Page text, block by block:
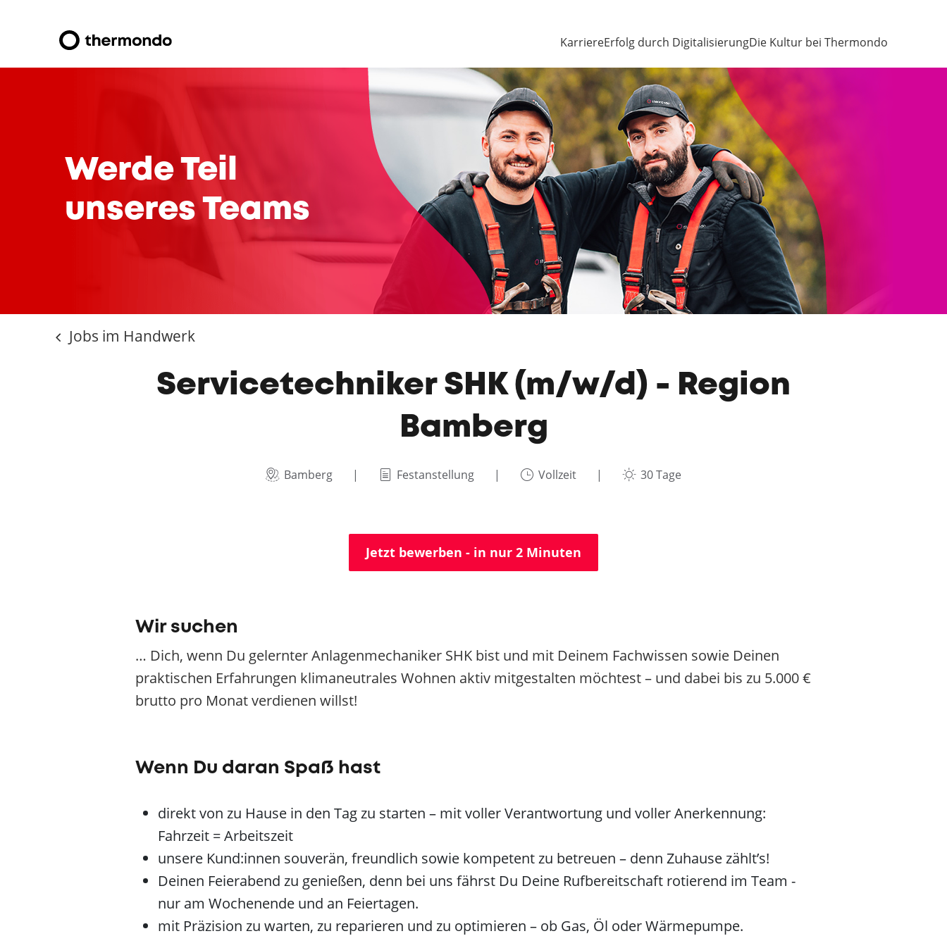
KarriereErfolg durch DigitalisierungDie Kultur bei Thermondo
Werde Teil
unseres Teams
Jobs im Handwerk
Servicetechniker SHK (m/w/d) - Region
Bamberg
Bamberg Festanstellung Vollzeit 30 Tage
Jetzt bewerben - in nur 2 Minuten
Wir suchen
… Dich, wenn Du gelernter Anlagenmechaniker SHK bist und mit Deinem Fachwissen sowie Deinen
praktischen Erfahrungen klimaneutrales Wohnen aktiv mitgestalten möchtest – und dabei bis zu 5.000 €
brutto pro Monat verdienen willst!
Wenn Du daran Spaß hast
direkt von zu Hause in den Tag zu starten – mit voller Verantwortung und voller Anerkennung:
Fahrzeit = Arbeitszeit
unsere Kund:innen souverän, freundlich sowie kompetent zu betreuen – denn Zuhause zählt’s!
Deinen Feierabend zu genießen, denn bei uns fährst Du Deine Rufbereitschaft rotierend im Team -
nur am Wochenende und an Feiertagen.
mit Präzision zu warten, zu reparieren und zu optimieren – ob Gas, Öl oder Wärmepumpe.